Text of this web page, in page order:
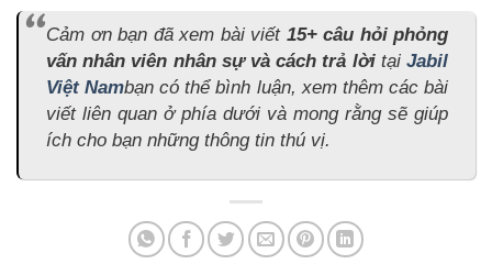
Cảm ơn bạn đã xem bài viết 15+ câu hỏi phỏng
vấn nhân viên nhân sự và cách trả lờitạiJabil
Việt Nambạn có thể bình luận, xem thêm các bài
viết liên quan ở phía dưới và mong rằng sẽ giúp
ích cho bạn những thông tin thú vị.